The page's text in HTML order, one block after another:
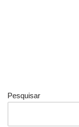
Pesquisar